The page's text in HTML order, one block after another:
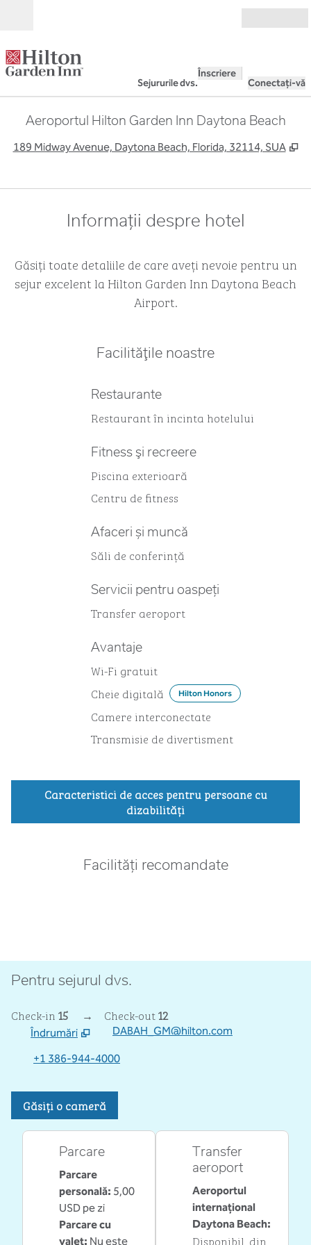
Sejururile dvs.
Înscriere
Conectați-vă
Aeroportul Hilton Garden Inn Daytona Beach
189 Midway Avenue, Daytona Beach, Florida, 32114, SUA ,
Informații despre hotel
Găsiți toate detaliile de care aveți nevoie pentru un
sejur excelent la Hilton Garden Inn Daytona Beach
Airport.
Facilităţile noastre
Restaurante
Restaurant în incinta hotelului
Fitness şi recreere
Piscina exterioară
Centru de fitness
Afaceri și muncă
Săli de conferință
Servicii pentru oaspeți
Transfer aeroport
Avantaje
Wi-Fi gratuit
Cheie digitală
Hilton Honors
Camere interconectate
Transmisie de divertisment
Caracteristici de acces pentru persoane cu
dizabilităţi
Facilități recomandate
PISCINĂ
Pentru sejurul dvs.
Check-in 15 → Check-out12
Îndrumări
Deschide o filă nouă
DABAH_GM@hilton.com
+1 386-944-4000
Găsiți o cameră
Parcare
Parcare
personală: 5,00
USD pe zi
Parcare cu
valet: Nu este
Transfer
aeroport
Aeroportul
internațional
Daytona Beach:
Disponibil , din